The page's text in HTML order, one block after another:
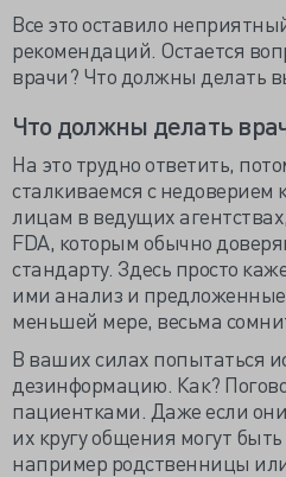
Все это оставило
рекомендаций. Остается
врачи? Что должны делать
Что должны делать
На это трудно ответить,
сталкиваемся с
лицам в ведущих
FDA, которым обычно
стандарту. Здесь просто
ими анализ и
меньшей мере, весьма
В ваших силах попытаться
дезинформацию. Как?
пациентками. Даже если
их кругу общения могут
например родственницы